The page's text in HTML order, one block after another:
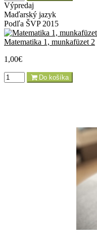
Výpredaj
Maďarský jazyk
Podľa ŠVP 2015
Matematika 1, munkafüzet 2
1,00€
Do košíka